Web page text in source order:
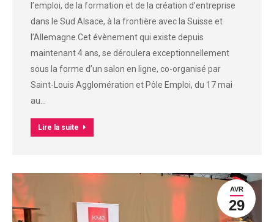
l’emploi, de la formation et de la création d’entreprise
dans le Sud Alsace, à la frontière avec la Suisse et
l’Allemagne.Cet évènement qui existe depuis
maintenant 4 ans, se déroulera exceptionnellement
sous la forme d’un salon en ligne, co-organisé par
Saint-Louis Agglomération et Pôle Emploi, du 17 mai
au…
Lire la suite
AVR
29